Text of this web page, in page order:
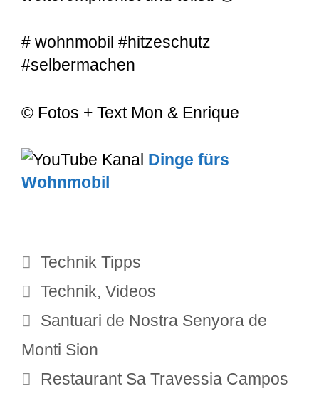
# wohnmobil #hitzeschutz
#selbermachen
© Fotos + Text Mon & Enrique
Dinge fürs
Wohnmobil
Kategorien
Technik Tipps
Schlagwörter
Technik, Videos
Santuari de Nostra Senyora de
Monti Sion
Restaurant Sa Travessia Campos